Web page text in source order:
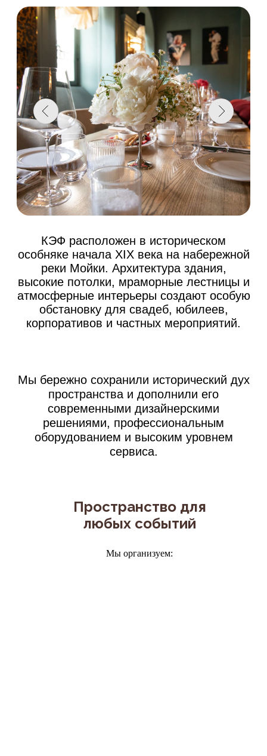
Мы бережно сохранили исторический дух
пространства и дополнили его
современными дизайнерскими
решениями, профессиональным
оборудованием и высоким уровнем
сервиса.
КЭФ расположен в историческом
особняке начала XIX века на набережной
реки Мойки. Архитектура здания,
высокие потолки, мраморные лестницы и
атмосферные интерьеры создают особую
обстановку для свадеб, юбилеев,
корпоративов и частных мероприятий.
Пространство для
любых событий
Мы организуем: